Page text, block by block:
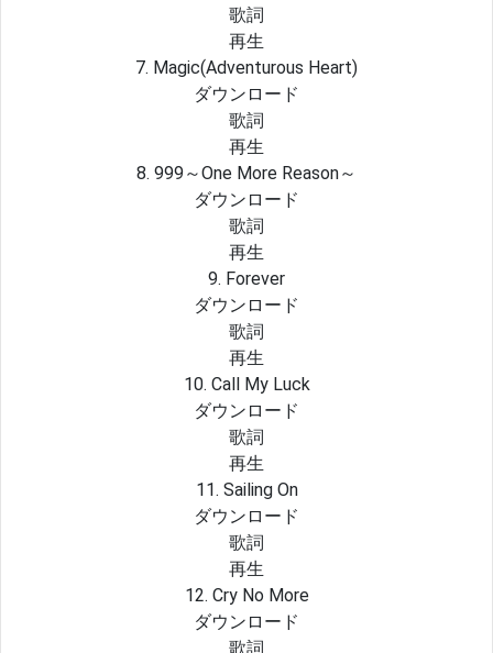
歌詞
再生
7. Magic(Adventurous Heart)
ダウンロード
歌詞
再生
8. 999～One More Reason～
ダウンロード
歌詞
再生
9. Forever
ダウンロード
歌詞
再生
10. Call My Luck
ダウンロード
歌詞
再生
11. Sailing On
ダウンロード
歌詞
再生
12. Cry No More
ダウンロード
歌詞